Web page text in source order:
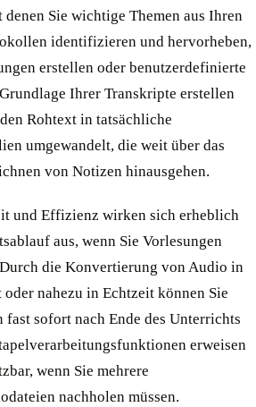
Sie wichtige Themen aus Ihren
identifizieren und hervorheben,
erstellen oder benutzerdefinierte
Ihrer Transkripte erstellen
Rohtext in tatsächliche
umgewandelt, die weit über das
von Notizen hinausgehen.
und Effizienz wirken sich erheblich
aus, wenn Sie Vorlesungen
die Konvertierung von Audio in
nahezu in Echtzeit können Sie
fast sofort nach Ende des Unterrichts
erweisen
wenn Sie mehrere
nachholen müssen.